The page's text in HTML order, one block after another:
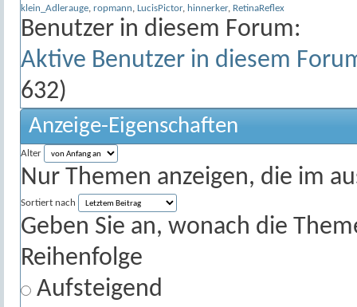
klein_Adlerauge, ropmann, LucisPictor, hinnerker, RetinaReflex
Benutzer in diesem Forum:
Aktive Benutzer in diesem
632)
Anzeige-Eigenschaften
Alter
Nur Themen anzeigen, die im
Sortiert nach
Geben Sie an, wonach die
Reihenfolge
Aufsteigend